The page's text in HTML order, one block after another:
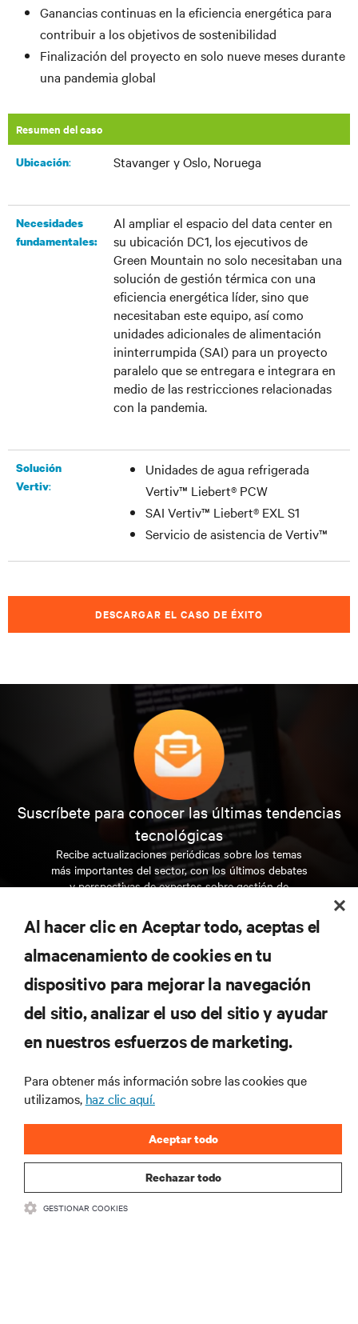
Ganancias continuas en la eficiencia energética para
contribuir a los objetivos de sostenibilidad
Finalización del proyecto en solo nueve meses durante
una pandemia global
Resumen del caso
​Ubicación:​ Stavanger y Oslo, Noruega
Necesidades
fundamentales:
Al ampliar el espacio del data center en
su ubicación DC1, los ejecutivos de
Green Mountain no solo necesitaban una
solución de gestión térmica con una
eficiencia energética líder, sino que
necesitaban este equipo, así como
unidades adicionales de alimentación
ininterrumpida (SAI) para un proyecto
paralelo que se entregara e integrara en
medio de las restricciones relacionadas
con la pandemia.
Solución
Vertiv:
Unidades de agua refrigerada
Vertiv™ Liebert® PCW
SAI Vertiv™ Liebert® EXL S1
Servicio de asistencia de Vertiv™
DESCARGAR EL CASO DE ÉXITO
Suscríbete para conocer las últimas tendencias
tecnológicas
Recibe actualizaciones periódicas sobre los temas
más importantes del sector, con los últimos debates
y perspectivas de expertos sobre gestión de
REGÍSTRATE AHORA
SOPORTE
CORPORATIVO
CONECTA CON NOSOTROS
Al hacer clic en Aceptar todo, aceptas el
almacenamiento de cookies en tu
dispositivo para mejorar la navegación
del sitio, analizar el uso del sitio y ayudar
en nuestros esfuerzos de marketing.
Para obtener más información sobre las cookies que
utilizamos, haz clic aquí.
Rechazar todo
Aceptar todo
GESTIONAR COOKIES